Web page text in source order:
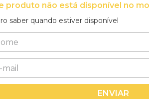
produto não está disponível no
saber quando estiver disponível
ENVIAR